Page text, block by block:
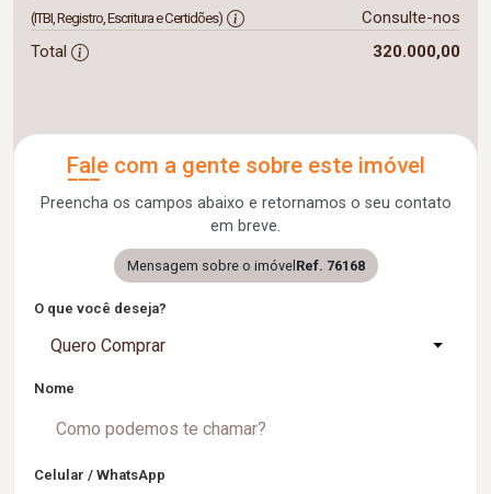
(ITBI, Registro, Escritura e Certidões)
Consulte-nos
Total
320.000,00
Fale com a gente sobre este imóvel
Preencha os campos abaixo e retornamos o seu contato
em breve.
Mensagem sobre o imóvel Ref. 76168
O que você deseja?
Quero Comprar
Nome
Celular / WhatsApp